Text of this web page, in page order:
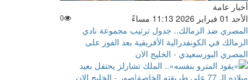
أخبار عامة
الأحد 01 فبراير 2026 11:13 مساءً
0
المصري ضد الزمالك.. جدول ترتيب مجموعة نادي
الزمالك في الكونفدرالية الأفريقية بعد الفوز على
المصري البورسعيدي - الخليج الان